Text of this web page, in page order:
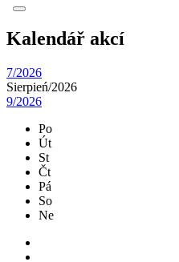
Kalendář akcí
7/2026
Sierpień/2026
9/2026
Po
Út
St
Čt
Pá
So
Ne